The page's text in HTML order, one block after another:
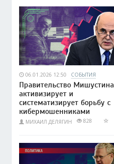
06.01.2026 12:50 СОБЫТИЯ
Правительство Мишустина
активизирует и
систематизирует борьбу с
кибермошенниками
МИХАИЛ ДЕЛЯГИН 828